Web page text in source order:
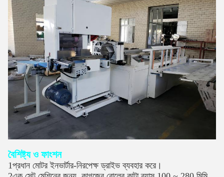
বৈশিষ্ট্য ও ফাংশন
1প্রধান মোটর ইনভার্টার-নিরপেক্ষ ড্রাইভ ব্যবহার করে।